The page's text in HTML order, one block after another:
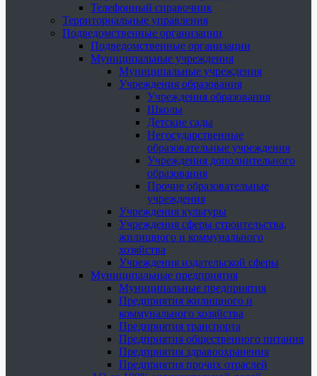
Телефонный справочник
Территориальные управления
Подведомственные организации
Подведомственные организации
Муниципальные учреждения
Муниципальные учреждения
Учреждения образования
Учреждения образования
Школы
Детские сады
Негосударственные
образовательные учреждения
Учреждения дополнительного
образования
Прочие образовательные
учреждения
Учреждения культуры
Учреждения сферы строительства,
жилищного и коммунального
хозяйства
Учреждения издательской сферы
Муниципальные предприятия
Муниципальные предприятия
Предприятия жилищного и
коммунального хозяйства
Предприятия транспорта
Предприятия общественного питания
Предприятия здравоохранения
Предприятия прочих отраслей